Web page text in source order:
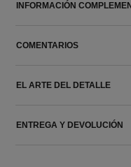
INFORMACIÓN
COMENTARIOS
EL ARTE DEL DETALLE
ENTREGA Y DEVOLUCIÓN